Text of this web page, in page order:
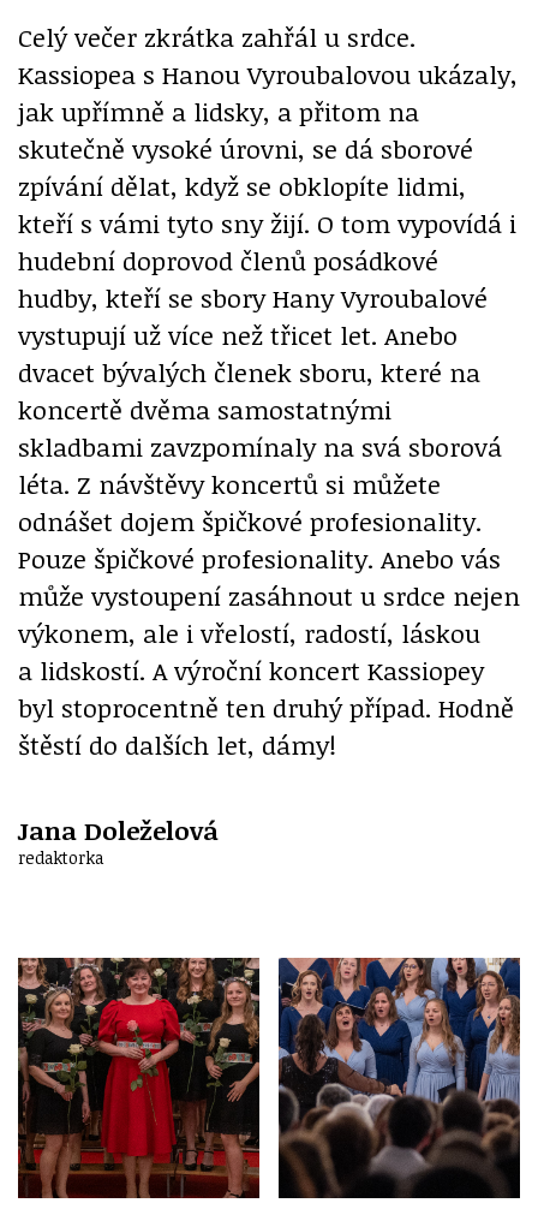
Celý večer zkrátka zahřál u srdce.
Kassiopea s Hanou Vyroubalovou ukázaly,
jak upřímně a lidsky, a přitom na
skutečně vysoké úrovni, se dá sborové
zpívání dělat, když se obklopíte lidmi,
kteří s vámi tyto sny žijí. O tom vypovídá i
hudební doprovod členů posádkové
hudby, kteří se sbory Hany Vyroubalové
vystupují už více než třicet let. Anebo
dvacet bývalých členek sboru, které na
koncertě dvěma samostatnými
skladbami zavzpomínaly na svá sborová
léta. Z návštěvy koncertů si můžete
odnášet dojem špičkové profesionality.
Pouze špičkové profesionality. Anebo vás
může vystoupení zasáhnout u srdce nejen
výkonem, ale i vřelostí, radostí, láskou
a lidskostí. A výroční koncert Kassiopey
byl stoprocentně ten druhý případ. Hodně
štěstí do dalších let, dámy!
Jana Doleželová
redaktorka